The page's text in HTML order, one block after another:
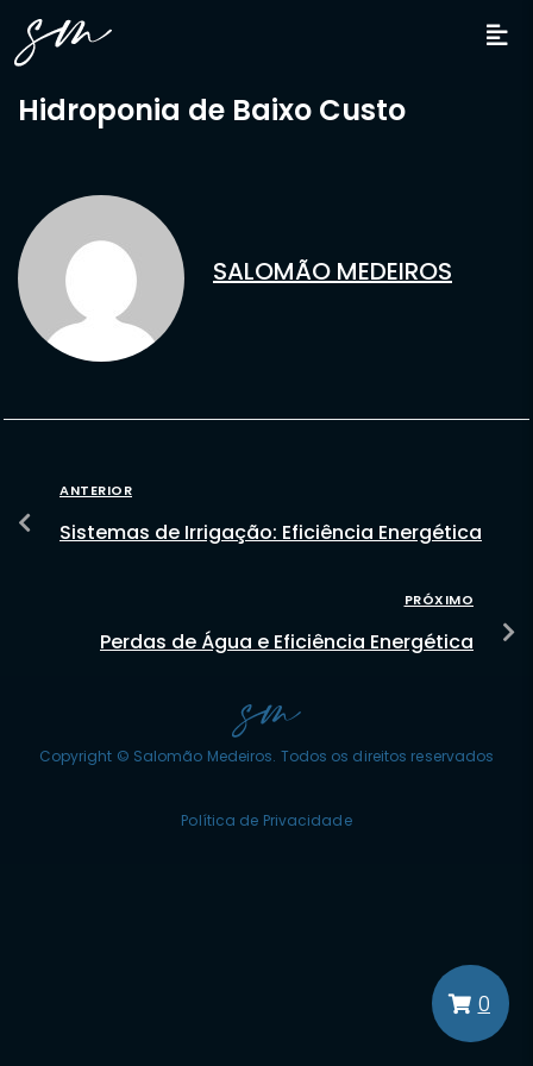
Hidroponia de Baixo Custo
SALOMÃO MEDEIROS
ANTERIOR
Sistemas de Irrigação: Eficiência Energética
PRÓXIMO
Perdas de Água e Eficiência Energética
Copyright © Salomão Medeiros. Todos os direitos reservados
Política de Privacidade
0